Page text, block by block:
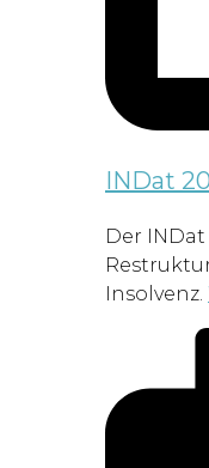
INDat
Der
Insolvenz.